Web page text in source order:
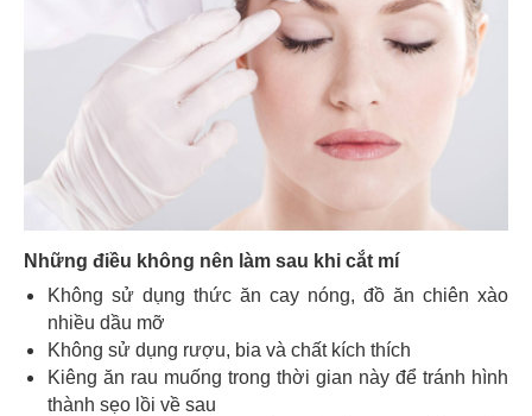
Những điều không nên làm sau khi cắt mí
Không sử dụng thức ăn cay nóng, đồ ăn chiên xào
nhiều dầu mỡ
Không sử dụng rượu, bia và chất kích thích
Kiêng ăn rau muống trong thời gian này để tránh hình
thành sẹo lồi về sau